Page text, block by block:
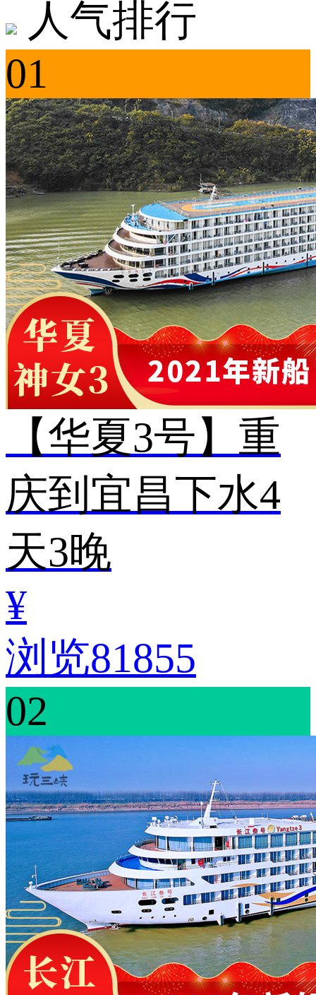
人气排行
01
【华夏3号】重
庆到宜昌下水4
天3晚
¥
浏览81855
02